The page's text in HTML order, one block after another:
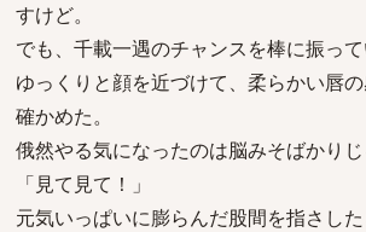
すけど。
でも、千載一遇のチャンスを棒に振って
ゆっくりと顔を近づけて、柔らかい唇
確かめた。
俄然やる気になったのは脳みそばかりじ
「見て見て！」
元気いっぱいに膨らんだ股間を指さし